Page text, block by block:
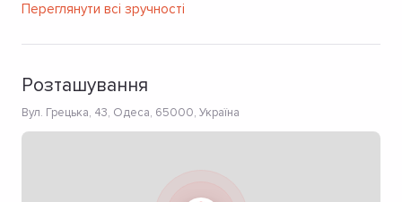
Переглянути всі зручності
Розташування
Вул. Грецька, 43, Одеса, 65000, Україна